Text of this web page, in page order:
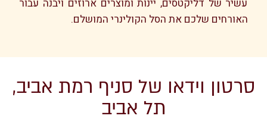
עשיר של דליקטסים, יינות ומוצרים ארוזים ויבנה עבור
האורחים שלכם את הסל הקולינרי המושלם.
סרטון וידאו של סניף רמת אביב,
תל אביב